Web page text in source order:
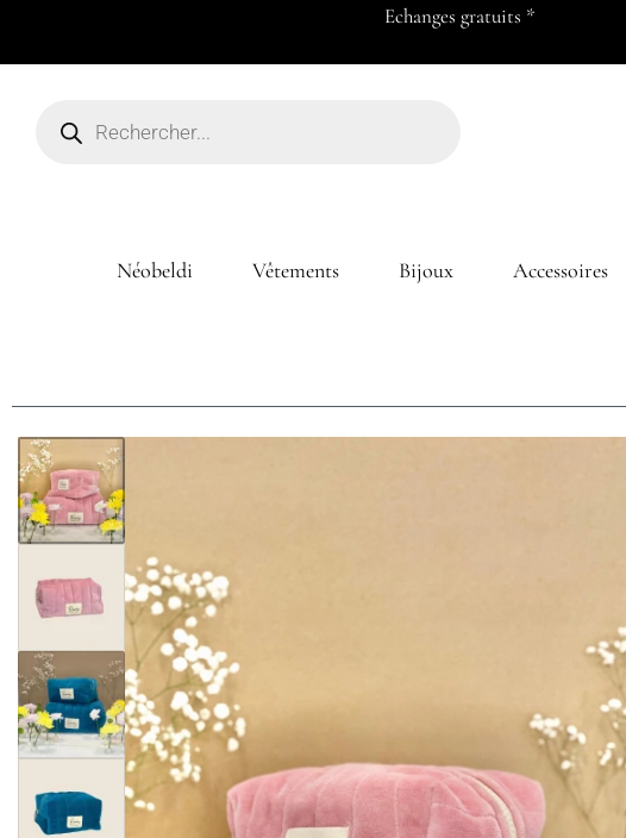
Payez en 2x ou 3x à partir de 500 dhs d’achats
Néobeldi Vêtements Bijoux Accessoires